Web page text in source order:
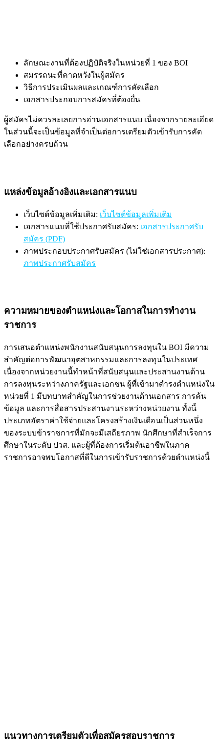
ลักษณะงานที่ต้องปฏิบัติจริงในหน่วยที่ 1 ของ BOI
สมรรถนะที่คาดหวังในผู้สมัคร
วิธีการประเมินผลและเกณฑ์การคัดเลือก
เอกสารประกอบการสมัครที่ต้องยื่น
ผู้สมัครไม่ควรละเลยการอ่านเอกสารแนบ เนื่องจากรายละเอียด
ในส่วนนี้จะเป็นข้อมูลที่จำเป็นต่อการเตรียมตัวเข้ารับการคัด
เลือกอย่างครบถ้วน
แหล่งข้อมูลอ้างอิงและเอกสารแนบ
เว็บไซต์ข้อมูลเพิ่มเติม: เว็บไซต์ข้อมูลเพิ่มเติม
เอกสารแนบที่ใช้ประกาศรับสมัคร: เอกสารประกาศรับ
สมัคร (PDF)
ภาพประกอบประกาศรับสมัคร (ไม่ใช่เอกสารประกาศ):
ภาพประกาศรับสมัคร
ความหมายของตำแหน่งและโอกาสในการทำงาน
ราชการ
การเสนอตำแหน่งพนักงานสนับสนุนการลงทุนใน BOI มีความ
สำคัญต่อการพัฒนาอุตสาหกรรมและการลงทุนในประเทศ
เนื่องจากหน่วยงานนี้ทำหน้าที่สนับสนุนและประสานงานด้าน
การลงทุนระหว่างภาครัฐและเอกชน ผู้ที่เข้ามาดำรงตำแหน่งใน
หน่วยที่ 1 มีบทบาทสำคัญในการช่วยงานด้านเอกสาร การค้น
ข้อมูล และการสื่อสารประสานงานระหว่างหน่วยงาน ทั้งนี้
ประเภทอัตราค่าใช้จ่ายและโครงสร้างเงินเดือนเป็นส่วนหนึ่ง
ของระบบข้าราชการที่มักจะมีเสถียรภาพ นักศึกษาที่สำเร็จการ
ศึกษาในระดับ ปวส. และผู้ที่ต้องการเริ่มต้นอาชีพในภาค
ราชการอาจพบโอกาสที่ดีในการเข้ารับราชการด้วยตำแหน่งนี้
แนวทางการเตรียมตัวเพื่อสมัครสอบราชการ